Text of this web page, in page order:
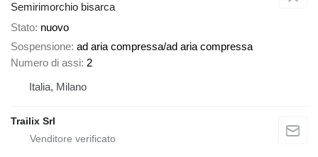
Semirimorchio bisarca
Stato nuovo
Sospensione ad aria compressa/ad aria compressa
Numero di assi 2
Italia, Milano
Trailix Srl